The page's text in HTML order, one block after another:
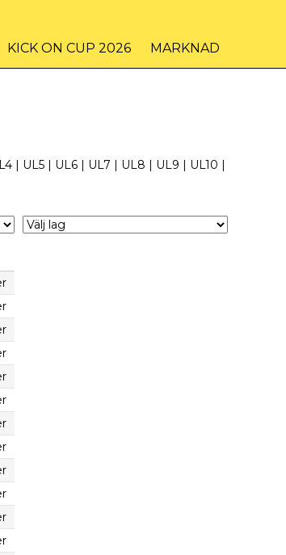
KICK ON CUP 2026 MARKNAD
| UL5 | UL6 | UL7 | UL8 | UL9 | UL10 |